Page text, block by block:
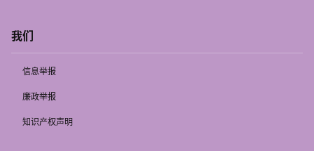
我们
信息举报
廉政举报
知识产权声明